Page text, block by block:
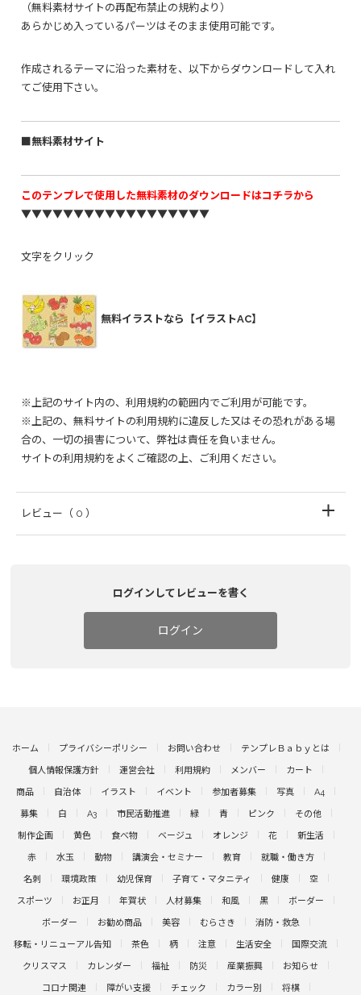
（無料素材サイトの再配布禁止の規約より）
あらかじめ入っているパーツはそのまま使用可能です。
作成されるテーマに沿った素材を、以下からダウンロードして入れ
てご使用下さい。
■無料素材サイト
このテンプレで使用した無料素材のダウンロードはコチラから
▼▼▼▼▼▼▼▼▼▼▼▼▼▼▼▼▼▼
文字をクリック
無料イラストなら【イラストAC】
※上記のサイト内の、利用規約の範囲内でご利用が可能です。
※上記の、無料サイトの利用規約に違反した又はその恐れがある場
合の、一切の損害について、弊社は責任を負いません。
サイトの利用規約をよくご確認の上、ご利用ください。
レビュー （ 0 ）
ログインしてレビューを書く
ログイン
ホーム プライバシーポリシー お問い合わせ テンプレＢａｂｙとは
個人情報保護方針 運営会社 利用規約 メンバー カート
商品 自治体 イラスト イベント 参加者募集 写真 A4
募集 白 A3 市民活動推進 緑 青 ピンク その他
制作企画 黄色 食べ物 ベージュ オレンジ 花 新生活
赤 水玉 動物 講演会・セミナー 教育 就職・働き方
名刺 環境政策 幼児保育 子育て・マタニティ 健康 空
スポーツ お正月 年賀状 人材募集 和風 黒 ボーダー
ボーダー お勧め商品 美容 むらさき 消防・救急
移転・リニューアル告知 茶色 柄 注意 生活安全 国際交流
クリスマス カレンダー 福祉 防災 産業振興 お知らせ
コロナ関連 障がい支援 チェック カラー別 将棋